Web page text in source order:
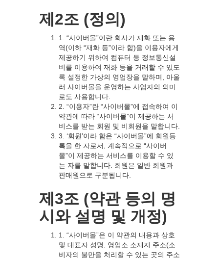
제2조 (정의)
1. “사이버몰”이란 회사가 재화 또는 용
역(이하 “재화 등”이라 함)을 이용자에게
제공하기 위하여 컴퓨터 등 정보통신설
비를 이용하여 재화 등을 거래할 수 있도
록 설정한 가상의 영업장을 말하며, 아울
러 사이버몰을 운영하는 사업자의 의미
로도 사용합니다.
2. “이용자”란 “사이버몰”에 접속하여 이
약관에 따라 “사이버몰”이 제공하는 서
비스를 받는 회원 및 비회원을 말합니다.
3. ‘회원’이라 함은 “사이버몰”에 회원등
록을 한 자로서, 계속적으로 “사이버
몰”이 제공하는 서비스를 이용할 수 있
는 자를 말합니다. 회원은 일반 회원과
판매원으로 구분됩니다.
제3조 (약관 등의 명
시와 설명 및 개정)
1. “사이버몰”은 이 약관의 내용과 상호
및 대표자 성명, 영업소 소재지 주소(소
비자의 불만을 처리할 수 있는 곳의 주소